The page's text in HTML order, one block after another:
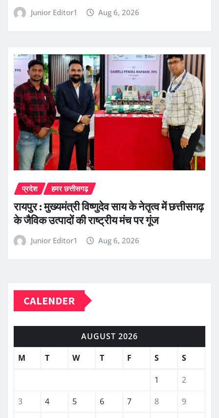
Junior Editor1 Aug 6, 2026
प्रदेश हमर छत्तीसगढ़
रायपुर : मुख्यमंत्री विष्णुदेव साय के नेतृत्व में छत्तीसगढ़
के जैविक उत्पादों की राष्ट्रीय मंच पर गूंज
Junior Editor1 Aug 6, 2026
CALENDER
AUGUST 2026
M
T W T F S S
1
2
3
4 5 6 7 8
9